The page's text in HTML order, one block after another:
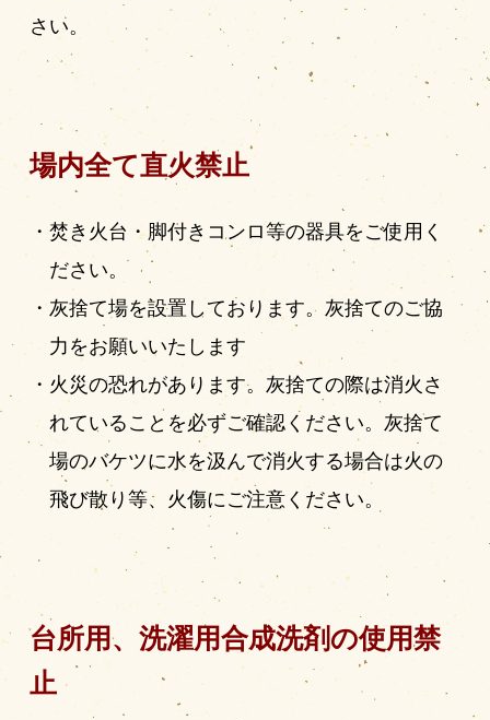
さい。
場内全て直火禁止
焚き火台・脚付きコンロ等の器具をご使用く
ださい。
灰捨て場を設置しております。灰捨てのご協
力をお願いいたします
火災の恐れがあります。灰捨ての際は消火さ
れていることを必ずご確認ください。灰捨て
場のバケツに水を汲んで消火する場合は火の
飛び散り等、火傷にご注意ください。
台所用、洗濯用合成洗剤の使用禁
止